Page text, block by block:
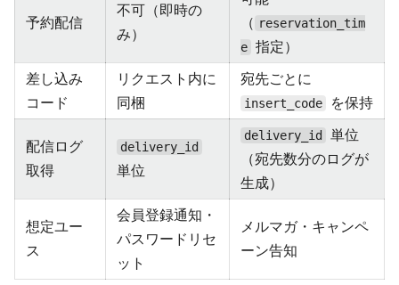
予約配信
不可（即時の
み）
（ reservation_tim
e 指定）
差し込み
コード
リクエスト内に
同梱
宛先ごとに
insert_code を保持
配信ログ
取得
delivery_id
単位
delivery_id
単位
（宛先数分のログが
生成）
想定ユー
ス
会員登録通知・
パスワードリセ
ット
メルマガ・キャンペ
ーン告知